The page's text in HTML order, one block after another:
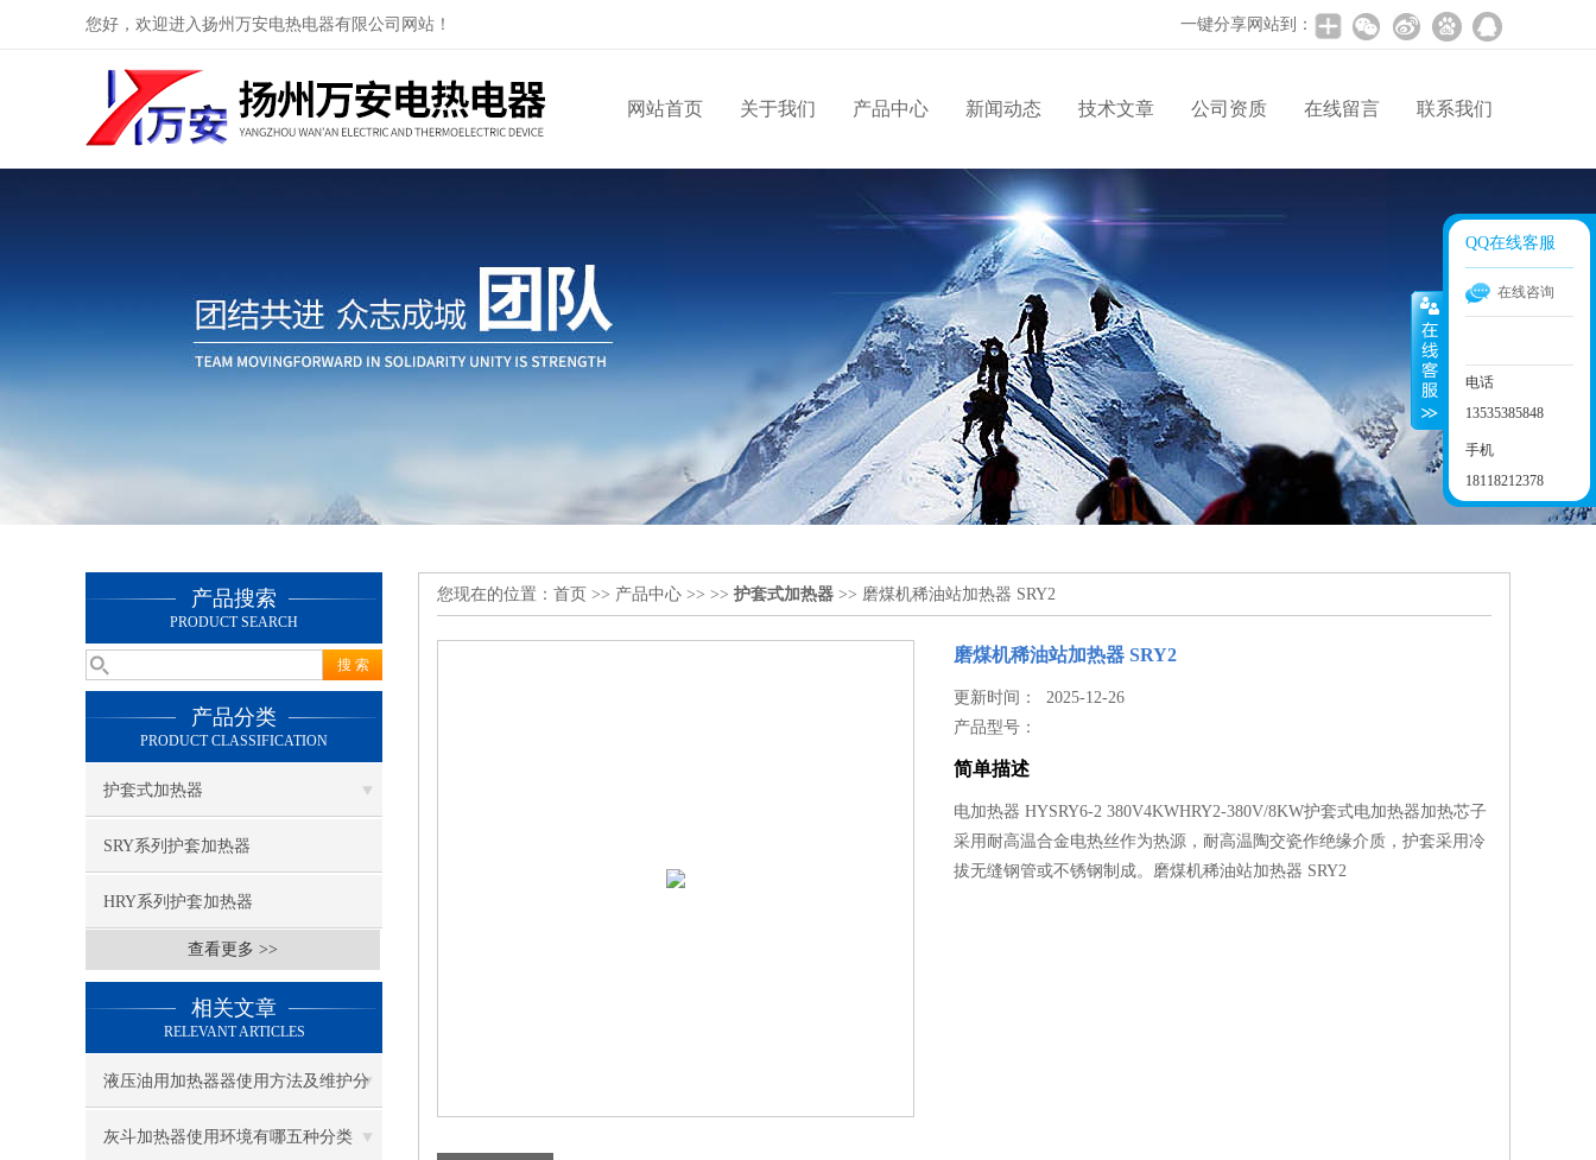
您好，欢迎进入扬州万安电热电器有限公司网站！ 一键分享网站到：
网站首页 关于我们 产品中心 新闻动态 技术文章 公司资质 在线留言 联系我们
产品搜索
PRODUCT SEARCH
产品分类
PRODUCT CLASSIFICATION
护套式加热器
SRY系列护套加热器
HRY系列护套加热器
查看更多 >>
相关文章
RELEVANT ARTICLES
液压油用加热器器使用方法及维护分
享给大家
灰斗加热器使用环境有哪五种分类
您现在的位置： 首页 >> 产品中心 >> >> 护套式加热器 >> 磨煤机稀油站加热器 SRY2
磨煤机稀油站加热器 SRY2
更新时间： 2025-12-26
产品型号：
简单描述
电加热器 HYSRY6-2 380V4KWHRY2-380V/8KW护套式电加热器加热芯子
采用耐高温合金电热丝作为热源，耐高温陶交瓷作绝缘介质，护套采用冷
拔无缝钢管或不锈钢制成。磨煤机稀油站加热器 SRY2
QQ在线客服
在线咨询
电话
13535385848
手机
18118212378